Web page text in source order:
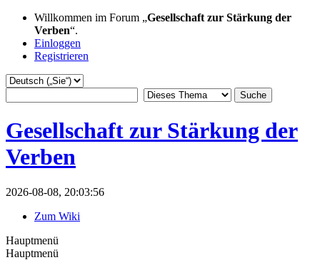
Willkommen im Forum „Gesellschaft zur Stärkung der
Verben“.
Einloggen
Registrieren
Gesellschaft zur Stärkung der
Verben
2026-08-08, 20:03:56
Zum Wiki
Hauptmenü
Hauptmenü